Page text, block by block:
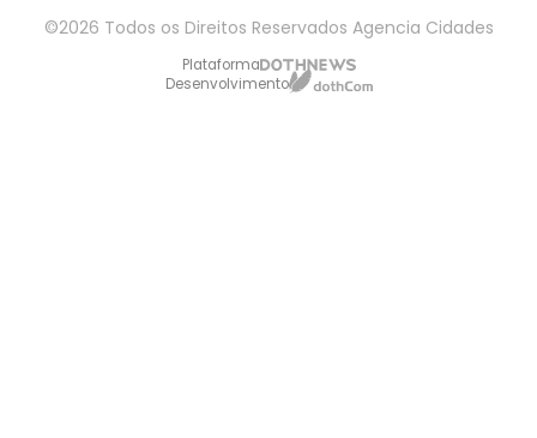
©2026 Todos os Direitos Reservados Agencia Cidades
Plataforma
Desenvolvimento